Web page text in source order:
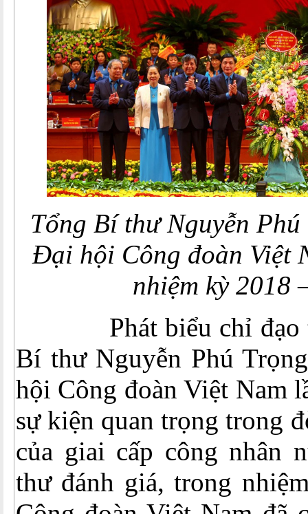
Tổng Bí thư Nguyễn
Đại hội Công đoàn Việt
nhiệm kỳ 2018
Phát biểu chỉ đạo
Bí thư Nguyễn Phú
hội Công đoàn Việt Nam
sự kiện quan trọng trong
của giai cấp công nhân
thư đánh giá, trong